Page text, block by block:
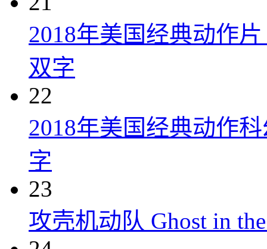
2018年美国经典动作
双字
22
2018年美国经典动作
字
23
攻壳机动队 Ghost in